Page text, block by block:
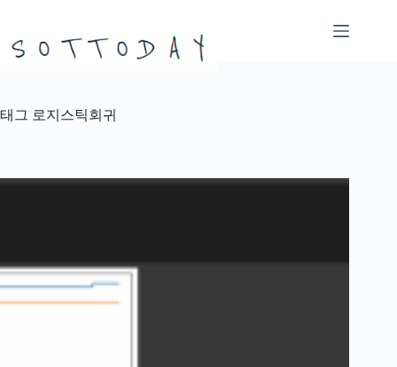
으
뛰
태그 로지스틱회귀